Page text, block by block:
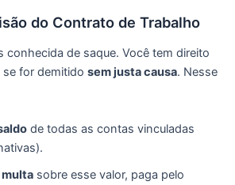
do Contrato de Trabalho
conhecida de saque. Você tem direito
se for demitido sem justa causa. Nesse
de todas as contas vinculadas
multasobre esse valor, paga pelo